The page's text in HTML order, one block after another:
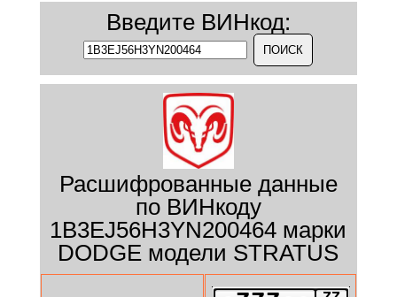
Введите ВИНкод:
Расшифрованные данные
по ВИНкоду
1B3EJ56H3YN200464 марки
DODGE модели STRATUS